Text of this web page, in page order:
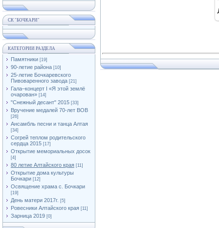
СК "БОЧКАРИ"
КАТЕГОРИИ РАЗДЕЛА
Памятники [19]
90-летие района [10]
25-летие Бочкаревского
Пивоваренного завода [21]
Гала–концерт I «Я этой землё
очарован» [14]
"Снежный десант" 2015 [33]
Вручение медалей 70-лет ВОВ
[26]
Ансамбль песни и танца Алтая
[34]
Согрей теплом родительского
сердца 2015 [17]
Открытие мемориальных досок
[4]
80 летие Алтайского края [11]
Открытие дома культуры
Бочкари [12]
Освящение храма с. Бочкари
[19]
День матери 2017г. [5]
Ровесники Алтайского края [11]
Зарница 2019 [0]